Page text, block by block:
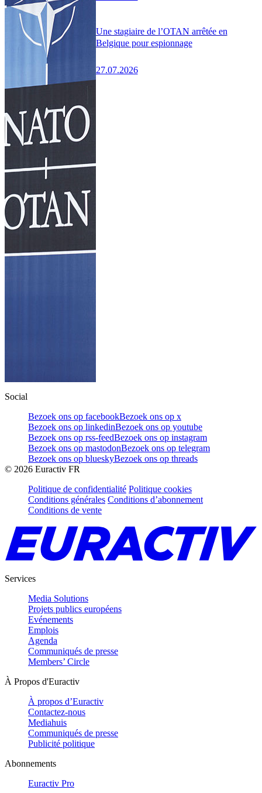
Une stagiaire de l’OTAN arrêtée en
Belgique pour espionnage
27.07.2026
Social
Bezoek ons op facebookBezoek ons op x
Bezoek ons op linkedinBezoek ons op youtube
Bezoek ons op rss-feedBezoek ons op instagram
Bezoek ons op mastodonBezoek ons op telegram
Bezoek ons op blueskyBezoek ons op threads
© 2026 Euractiv FR
Politique de confidentialité Politique cookies
Conditions générales Conditions d’abonnement
Conditions de vente
Services
Media Solutions
Projets publics européens
Evénements
Emplois
Agenda
Communiqués de presse
Members’ Circle
À Propos d'Euractiv
À propos d’Euractiv
Contactez-nous
Mediahuis
Communiqués de presse
Publicité politique
Abonnements
Euractiv Pro